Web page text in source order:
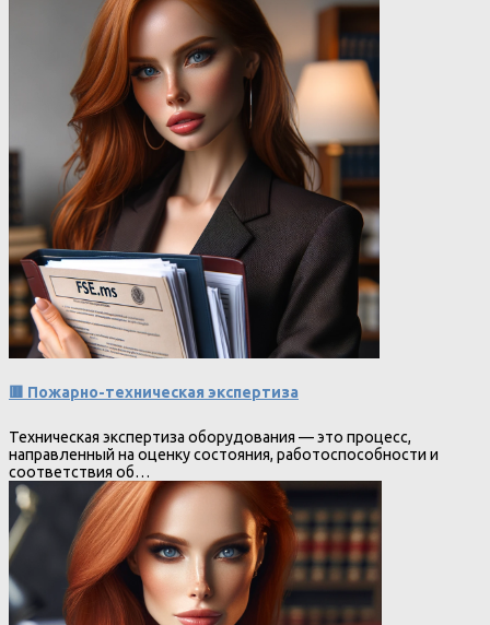
🟥 Пожарно-техническая экспертиза
Техническая экспертиза оборудования — это процесс,
направленный на оценку состояния, работоспособности и
соответствия об…